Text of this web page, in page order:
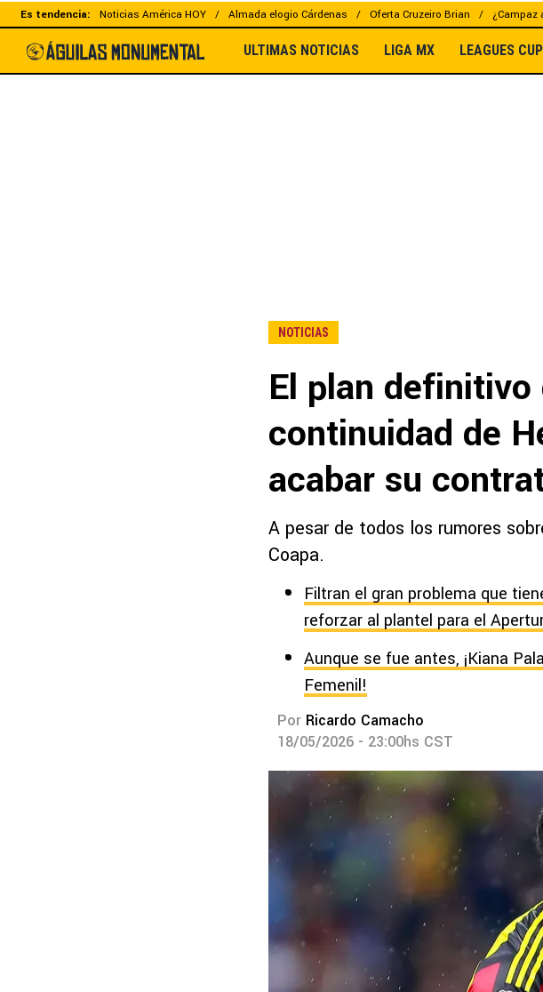
Es tendencia: Noticias América HOY Almada elogio Cárdenas Oferta Cruzeiro Brian ¿Campaz
ULTIMAS NOTICIAS LIGA MX LEAGUES CUP
NOTICIAS
El plan
continuidad de
acabar su
A pesar de todos los rumores
Coapa.
Filtran el gran problema que
reforzar al plantel para el
Aunque se fue antes, ¡Kiana
Femenil!
Por Ricardo Camacho
18/05/2026 - 23:00hs CST